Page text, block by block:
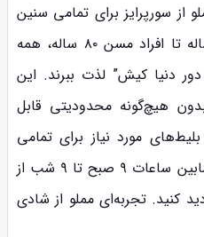
از سورپرایز برای تمامی سنین
مناسب است؛ از کودکان دو ساله تا افراد مسن ۸۰ ساله، همه
دنیا کیش” لذت ببرند. این
هیچ‌گونه محدودیتی قابل
مورد نیاز برای تمامی
اعضای خانواده را رزرو کنید و مابین ساعات ۹ صبح تا ۹ شب از
کنید. تجربه‌ای مملو از شادی